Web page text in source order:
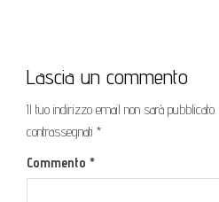
Lascia un commento
Il tuo indirizzo email non sarà pubblicato.
contrassegnati *
Commento *